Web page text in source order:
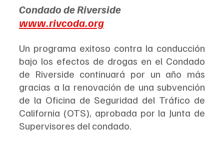
Condado de Riverside
www.rivcoda.org
Un programa exitoso contra la conducción
bajo los efectos de drogas en el Condado
de Riverside continuará por un año más
gracias a la renovación de una subvención
de la Oficina de Seguridad del Tráfico de
California (OTS), aprobada por la Junta de
Supervisores del condado.